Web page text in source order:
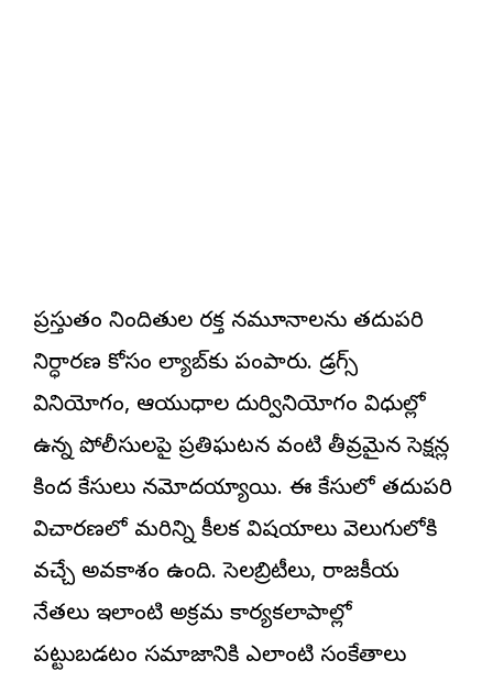
ప్రస్తుతం నిందితుల రక్త నమూనాలను తదుపరి
నిర్ధారణ కోసం ల్యాబ్‌కు పంపారు. డ్రగ్స్
వినియోగం, ఆయుధాల దుర్వినియోగం విధుల్లో
ఉన్న పోలీసులపై ప్రతిఘటన వంటి తీవ్రమైన సెక్షన్ల
కింద కేసులు నమోదయ్యాయి. ఈ కేసులో తదుపరి
విచారణలో మరిన్ని కీలక విషయాలు వెలుగులోకి
వచ్చే అవకాశం ఉంది. సెలబ్రిటీలు, రాజకీయ
నేతలు ఇలాంటి అక్రమ కార్యకలాపాల్లో
పట్టుబడటం సమాజానికి ఎలాంటి సంకేతాలు